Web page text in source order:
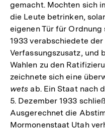
gemacht. Mochten sich
die Leute betrinken,
eigenen Tür für
1933 verabschiedete der
Verfassungszusatz, und
Wahlen zu den
zeichnete sich eine
wets ab. Ein Staat nach
5. Dezember 1933
Ausgerechnet die
Mormonenstaat Utah